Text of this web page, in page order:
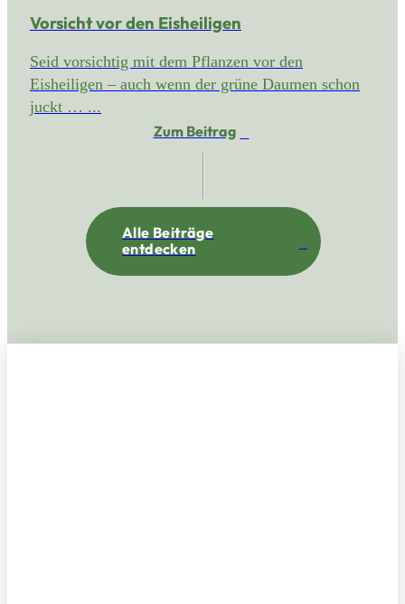
Vorsicht vor den Eisheiligen
Seid vorsichtig mit dem Pflanzen vor den
Eisheiligen – auch wenn der grüne Daumen schon
juckt … ...
Zum Beitrag
Alle Beiträge
entdecken